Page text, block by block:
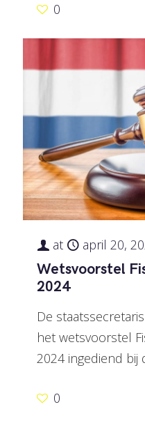
0
at april 20,
Wetsvoorstel
2024
De
het wetsvoorstel
2024 ingediend bij
0